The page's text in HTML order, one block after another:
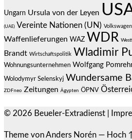
Ungarn Ursula von der Leyen
(UAE) Vereinte Nationen (UN)
Waffenlieferungen WAZ WDR
Brandt Wirtschaftspolitik Wladimir
Wohnungsunternehmen Wolfgang
Wolodymyr Selenskyj Wundersame
ZDFneo Zeitungen Ägypten ÖPNV
© 2026 Beueler-Extradienst
Theme vonAnders Norén — Hoch